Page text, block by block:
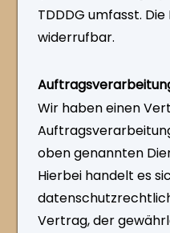
TDDDG umfasst.
widerrufbar.
Wir haben einen
oben genannten
Hierbei handelt es
Vertrag, der